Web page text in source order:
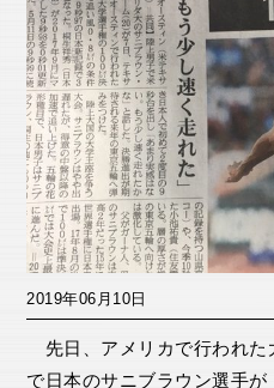
2019年06月10日
先日、アメリカで行われた
で日本のサニブラウン選手が